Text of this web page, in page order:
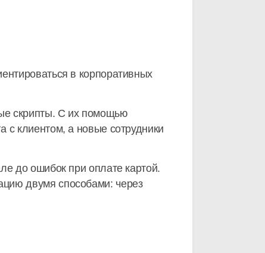
в корпоративных
скрипты. С их помощью
с клиентом, а новые сотрудники
до ошибок при оплате картой.
двумя способами: через